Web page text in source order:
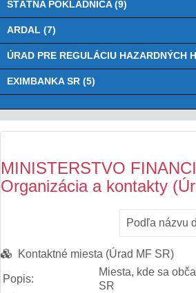
ŠTÁTNA POKLADNICA (9)
ARDAL (7)
ÚRAD PRE REGULÁCIU HAZARDNÝCH
EXIMBANKA SR (5)
MINISTERSTVO
Organizácia a kontakty
Kontaktné miesta (Úrad MF SR)
Popis:
Miesta, kde sa
SR